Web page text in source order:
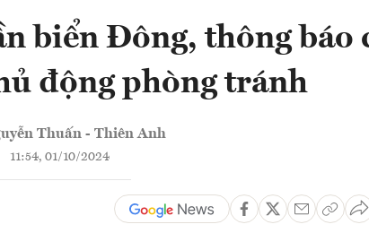
biển Đông, thông báo
động phòng tránh
Thuấn - Thiên Anh
11:54, 01/10/2024